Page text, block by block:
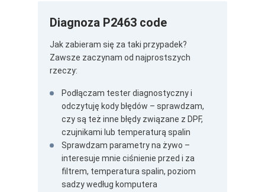
Diagnoza P2463 code
Jak zabieram się za taki przypadek?
Zawsze zaczynam od najprostszych
rzeczy:
Podłączam tester diagnostyczny i
odczytuję kody błędów – sprawdzam,
czy są też inne błędy związane z DPF,
czujnikami lub temperaturą spalin
Sprawdzam parametry na żywo –
interesuje mnie ciśnienie przed i za
filtrem, temperatura spalin, poziom
sadzy według komputera